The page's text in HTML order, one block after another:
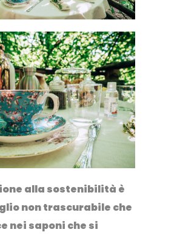
alla sostenibilità è
non trascurabile che
nei saponi che si